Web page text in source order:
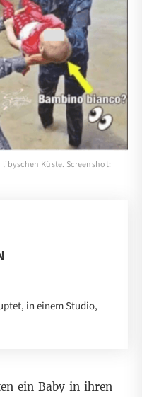
Küste. Screenshot:
in einem Studio,
ein Baby in ihren